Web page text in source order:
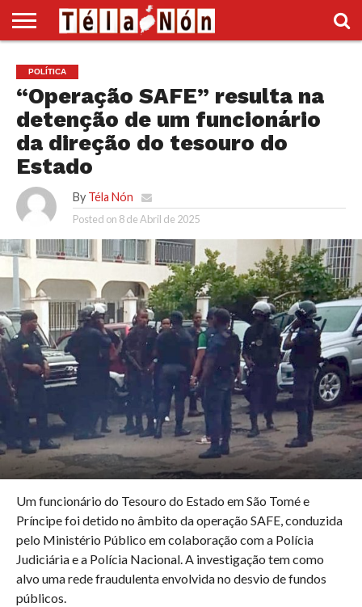
POLÍTICA
ECONOMIA
SOCIEDADE
CULTURA
DESPORTO
SUPLEMENTO
VÍDEOS
ANÚNCIOS
DIVERSOS
POLÍTICA
“Operação SAFE” resulta na
detenção de um funcionário
da direção do tesouro do
Estado
By Téla Nón
Posted on 8 de Abril de 2025
Um funcionário do Tesouro do Estado em São Tomé e
Príncipe foi detido no âmbito da operação SAFE, conduzida
pelo Ministério Público em colaboração com a Polícia
Judiciária e a Polícia Nacional. A investigação tem como
alvo uma rede fraudulenta envolvida no desvio de fundos
públicos.